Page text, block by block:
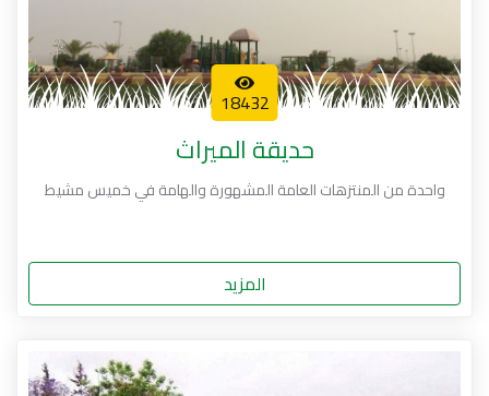
18432
حديقة الميراث
واحدة من المنتزهات العامة المشهورة والهامة في خميس مشيط
المزيد